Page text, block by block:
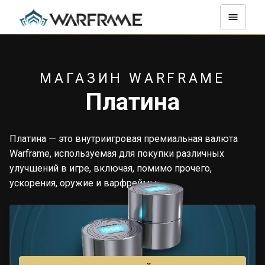
МАГАЗИН WARFRAME
Платина
Платина — это внутриигровая премиальная валюта
Warframe, используемая для покупки различных
улучшений в игре, включая, помимо прочего,
ускорения, оружие и варфреймы.
75
$4.99